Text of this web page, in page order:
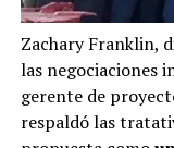
Zachary Franklin,
las negociaciones
gerente de
respaldó las